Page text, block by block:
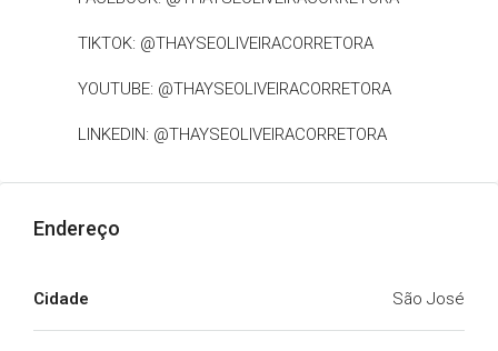
TIKTOK: @THAYSEOLIVEIRACORRETORA
YOUTUBE: @THAYSEOLIVEIRACORRETORA
LINKEDIN: @THAYSEOLIVEIRACORRETORA
Endereço
Cidade São José